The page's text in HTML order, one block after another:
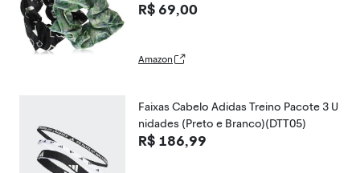
dades, azul-petróleo e preto – Adequa
R$ 69,00
Amazon
Faixas Cabelo Adidas Treino Pacote 3 U
nidades (Preto e Branco)(DTT05)
R$ 186,99